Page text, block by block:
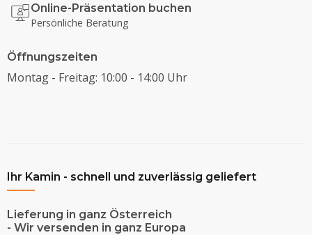
Online-Präsentation buchen
Persönliche Beratung
Öffnungszeiten
Montag - Freitag: 10:00 - 14:00 Uhr
Ihr Kamin - schnell und zuverlässig geliefert
Lieferung in ganz Österreich
- Wir versenden in ganz Europa